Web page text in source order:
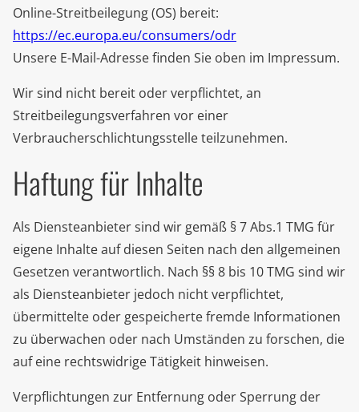
Online-Streitbeilegung (OS) bereit:
https://ec.europa.eu/consumers/odr
Unsere E-Mail-Adresse finden Sie oben im Impressum.
Wir sind nicht bereit oder verpflichtet, an
Streitbeilegungsverfahren vor einer
Verbraucherschlichtungsstelle teilzunehmen.
Haftung für Inhalte
Als Diensteanbieter sind wir gemäß § 7 Abs.1 TMG für
eigene Inhalte auf diesen Seiten nach den allgemeinen
Gesetzen verantwortlich. Nach §§ 8 bis 10 TMG sind wir
als Diensteanbieter jedoch nicht verpflichtet,
übermittelte oder gespeicherte fremde Informationen
zu überwachen oder nach Umständen zu forschen, die
auf eine rechtswidrige Tätigkeit hinweisen.
Verpflichtungen zur Entfernung oder Sperrung der